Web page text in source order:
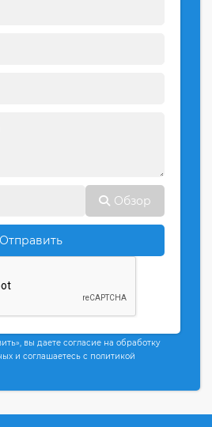
Обзор
Отправить
вы даете согласие на обработку
и соглашаетесь с политикой